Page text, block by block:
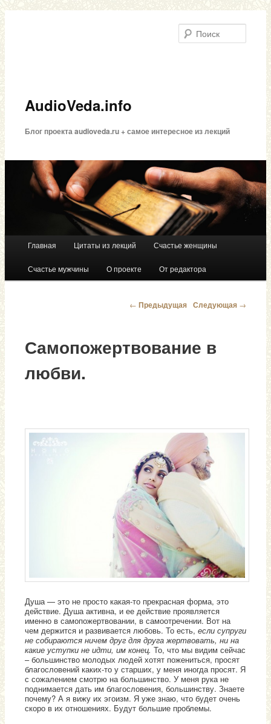
AudioVeda.info
Блог проекта audioveda.ru + самое интересное из лекций
Главное меню
Перейти к основному содержимому
Перейти к дополнительному содержимому
Главная Цитаты из лекций Счастье женщины
Счастье мужчины О проекте От редактора
Навигация по записям
← Предыдущая Следующая →
Самопожертвование в
любви.
Душа — это не просто какая-то прекрасная форма, это
действие. Душа активна, и ее действие проявляется
именно в самопожертвовании, в самоотречении. Вот на
чем держится и развивается любовь. То есть, если супруги
не собираются ничем друг для друга жертвовать, ни на
какие уступки не идти, им конец. То, что мы видим сейчас
– большинство молодых людей хотят пожениться, просят
благословений каких-то у старших, у меня иногда просят. Я
с сожалением смотрю на большинство. У меня рука не
поднимается дать им благословения, большинству. Знаете
почему? А я вижу их эгоизм. Я уже знаю, что будет очень
скоро в их отношениях. Будут большие проблемы.